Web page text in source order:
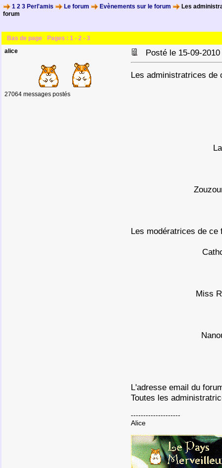
1 2 3 Perl'amis Le forum Evènements sur le forum
Les
forum
Bas de page Pages : 1 - 2 - 3
alice
27064 messages postés
Posté le 15-09-
Les administratrices de
Les modératrices de ce
Miss
L'adresse email du
Toutes les
--------------------
Alice